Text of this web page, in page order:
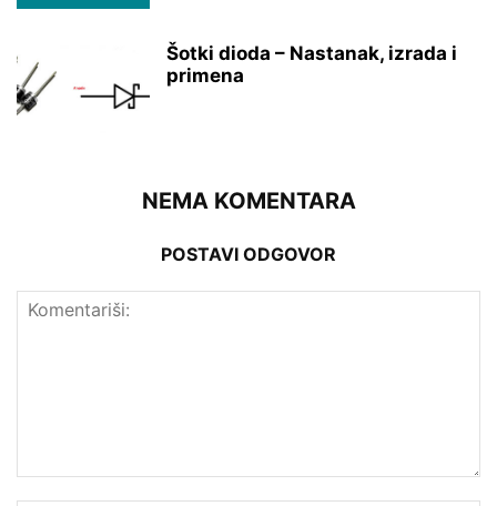
Šotki dioda – Nastanak, izrada i
primena
NEMA KOMENTARA
POSTAVI ODGOVOR